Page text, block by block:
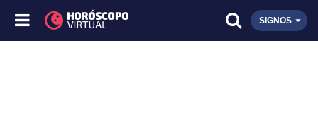
SIGNOS